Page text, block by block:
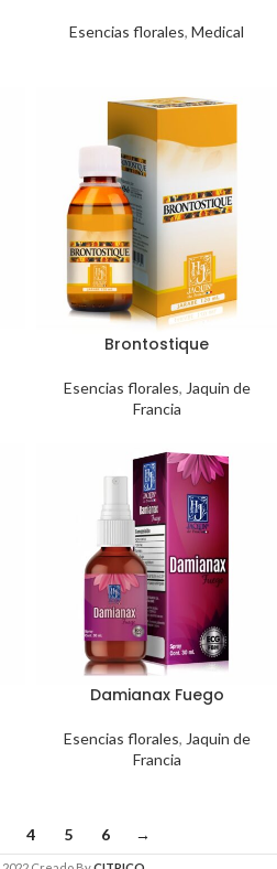
Esencias florales, Medical
Brontostique
Esencias florales, Jaquin de
Francia
Damianax Fuego
Esencias florales, Jaquin de
Francia
4 5 6 →